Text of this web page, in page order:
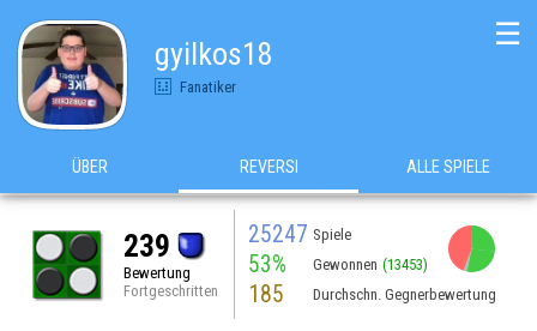
gyilkos18
Fanatiker
☰
ÜBER REVERSI ALLE SPIELE
239
Bewertung
Fortgeschritten
25247 Spiele
53% Gewonnen (13453)
185 Durchschn. Gegnerbewertung